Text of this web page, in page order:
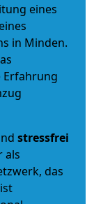
eines
in Minden.
stressfrei
als
das